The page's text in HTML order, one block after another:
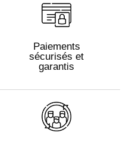
Paiements
sécurisés et
garantis